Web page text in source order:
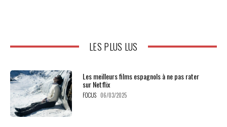
LES PLUS LUS
Les meilleurs films espagnols à ne pas rater
sur Netflix
FOCUS 06/03/2025